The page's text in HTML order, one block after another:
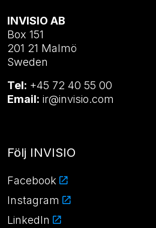
INVISIO AB
Box 151
201 21 Malmö
Sweden
Tel: +45 72 40 55 00
Email: ir@invisio.com
Följ INVISIO
Facebook
Instagram
LinkedIn